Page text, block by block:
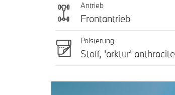
Antrieb
Frontantrieb
Polsterung
Stoff, 'arktur' anthracite